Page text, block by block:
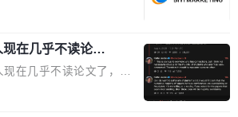
丢给大模型，再返回一
然有用，但总觉得差点
管理系统里，需要填50
有联动逻辑；比如我
持ATX 3.1与PCIe 5.1
满足当下高阶PC主机
功率，紧凑机身 钛金雕1
悍输出功率，同时实现
长度仅16厘米，属于同
牌代理机构市场从2025
2032年将突破120亿美
系相关服务市场更是从20
至2026年的8763亿美
清晰的事实——品牌对专
在几乎不读论文
现在几乎不读论文了，而
NeurIPS 充斥着大量过
研究员 Keller Jorda